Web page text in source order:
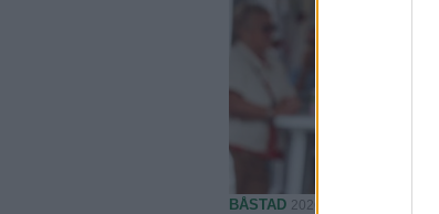
BÅSTAD 2026-08-06 KL. 15:00